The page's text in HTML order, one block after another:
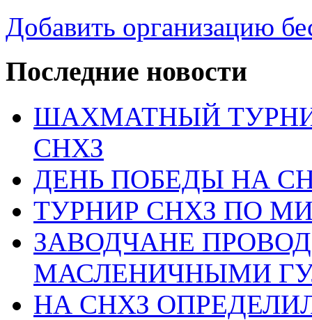
Добавить организацию
Последние новости
ШАХМАТНЫЙ
СНХЗ
ДЕНЬ ПОБЕДЫ НА
ТУРНИР СНХЗ ПО
ЗАВОДЧАНЕ
МАСЛЕНИЧНЫМИ
НА СНХЗ